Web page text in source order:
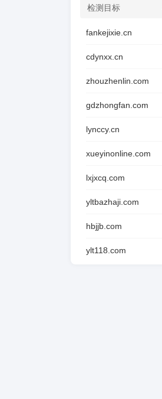
检测目标
fankejixie.cn
cdynxx.cn
zhouzhenlin.com
gdzhongfan.com
lynccy.cn
xueyinonline.com
lxjxcq.com
yltbazhaji.com
hbjjb.com
ylt118.com